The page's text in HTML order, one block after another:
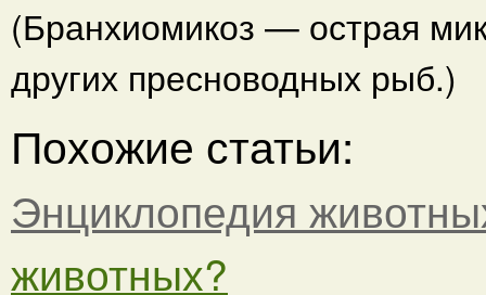
(Бранхиомикоз — острая
других пресноводных рыб.)
Похожие статьи:
Энциклопедия
животных?